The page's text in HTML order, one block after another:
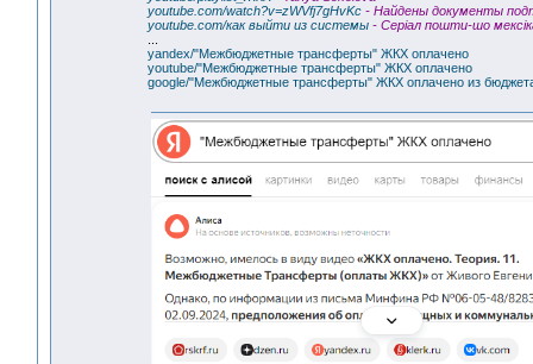
youtube.com/watch?v=zWVfj7gHvKc - Найдены документы
youtube.com/как выйти из системы - Серiал пошти-шо
yandex/"Межбюджетные трансферты" ЖКХ оплачено
youtube/"Межбюджетные трансферты" ЖКХ оплачено
google/"Межбюджетные трансферты" ЖКХ оплачено из